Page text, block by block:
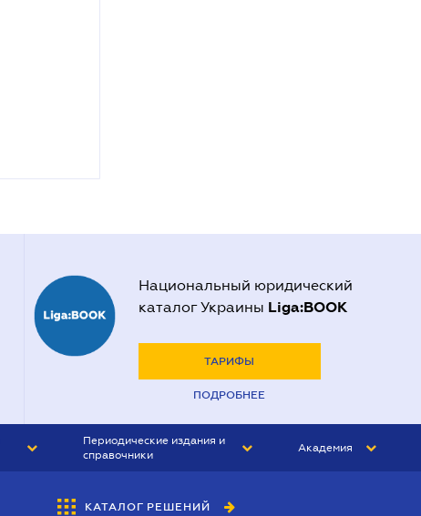
Национальный юридический
каталог Украины Liga:BOOK
ТАРИФЫ
ПОДРОБНЕЕ
Периодические издания и
справочники
Академия
КАТАЛОГ РЕШЕНИЙ